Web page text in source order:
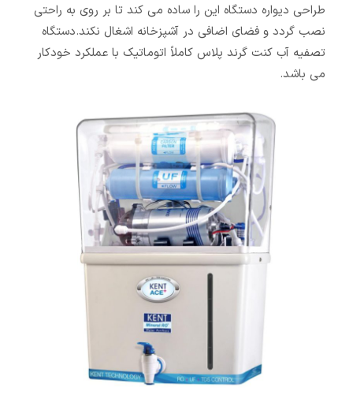
طراحی دیواره دستگاه این را ساده می کند تا بر روی به راحتی
نصب گردد و فضای اضافی در آشپزخانه اشغال نکند.دستگاه
تصفیه آب کنت گرند پلاس کاملاً اتوماتیک با عملکرد خودکار
می باشد.